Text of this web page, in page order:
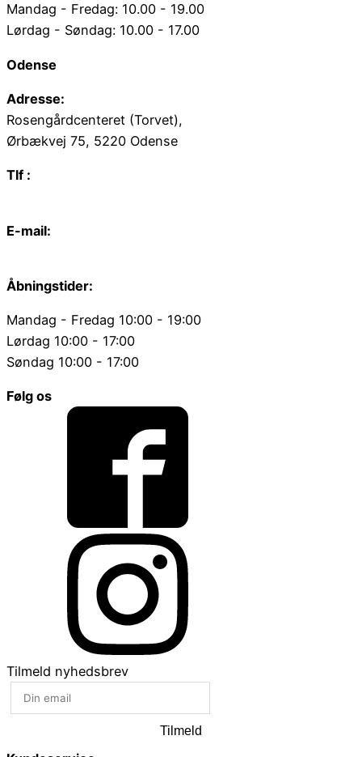
Mandag - Fredag: 10.00 - 19.00
Lørdag - Søndag: 10.00 - 17.00
Odense
Adresse:
Rosengårdcenteret (Torvet),
Ørbækvej 75, 5220 Odense
Tlf :
E-mail:
Åbningstider:
Mandag - Fredag 10:00 - 19:00
Lørdag 10:00 - 17:00
Søndag 10:00 - 17:00
Følg os
Tilmeld nyhedsbrev
Tilmeld